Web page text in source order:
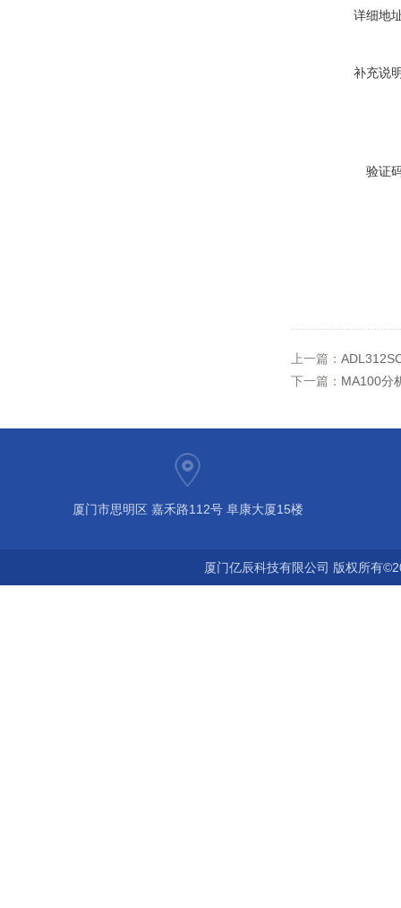
详细地
补充说
验证
上一篇：
下一篇： MA100分
厦门市思明区 嘉禾路112号 阜康大厦15楼
厦门亿辰科技有限公司 版权所有